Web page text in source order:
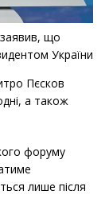
що
України
Пєсков
а також
форуму
лише після